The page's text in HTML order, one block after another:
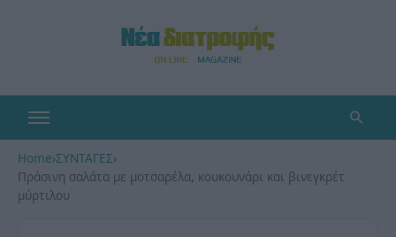
Home›ΣΥΝΤΑΓΕΣ›
Πράσινη σαλάτα με μοτσαρέλα, κουκουνάρι και βινεγκρέτ
μύρτιλου